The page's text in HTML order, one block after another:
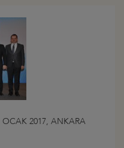
OCAK 2017, ANKARA